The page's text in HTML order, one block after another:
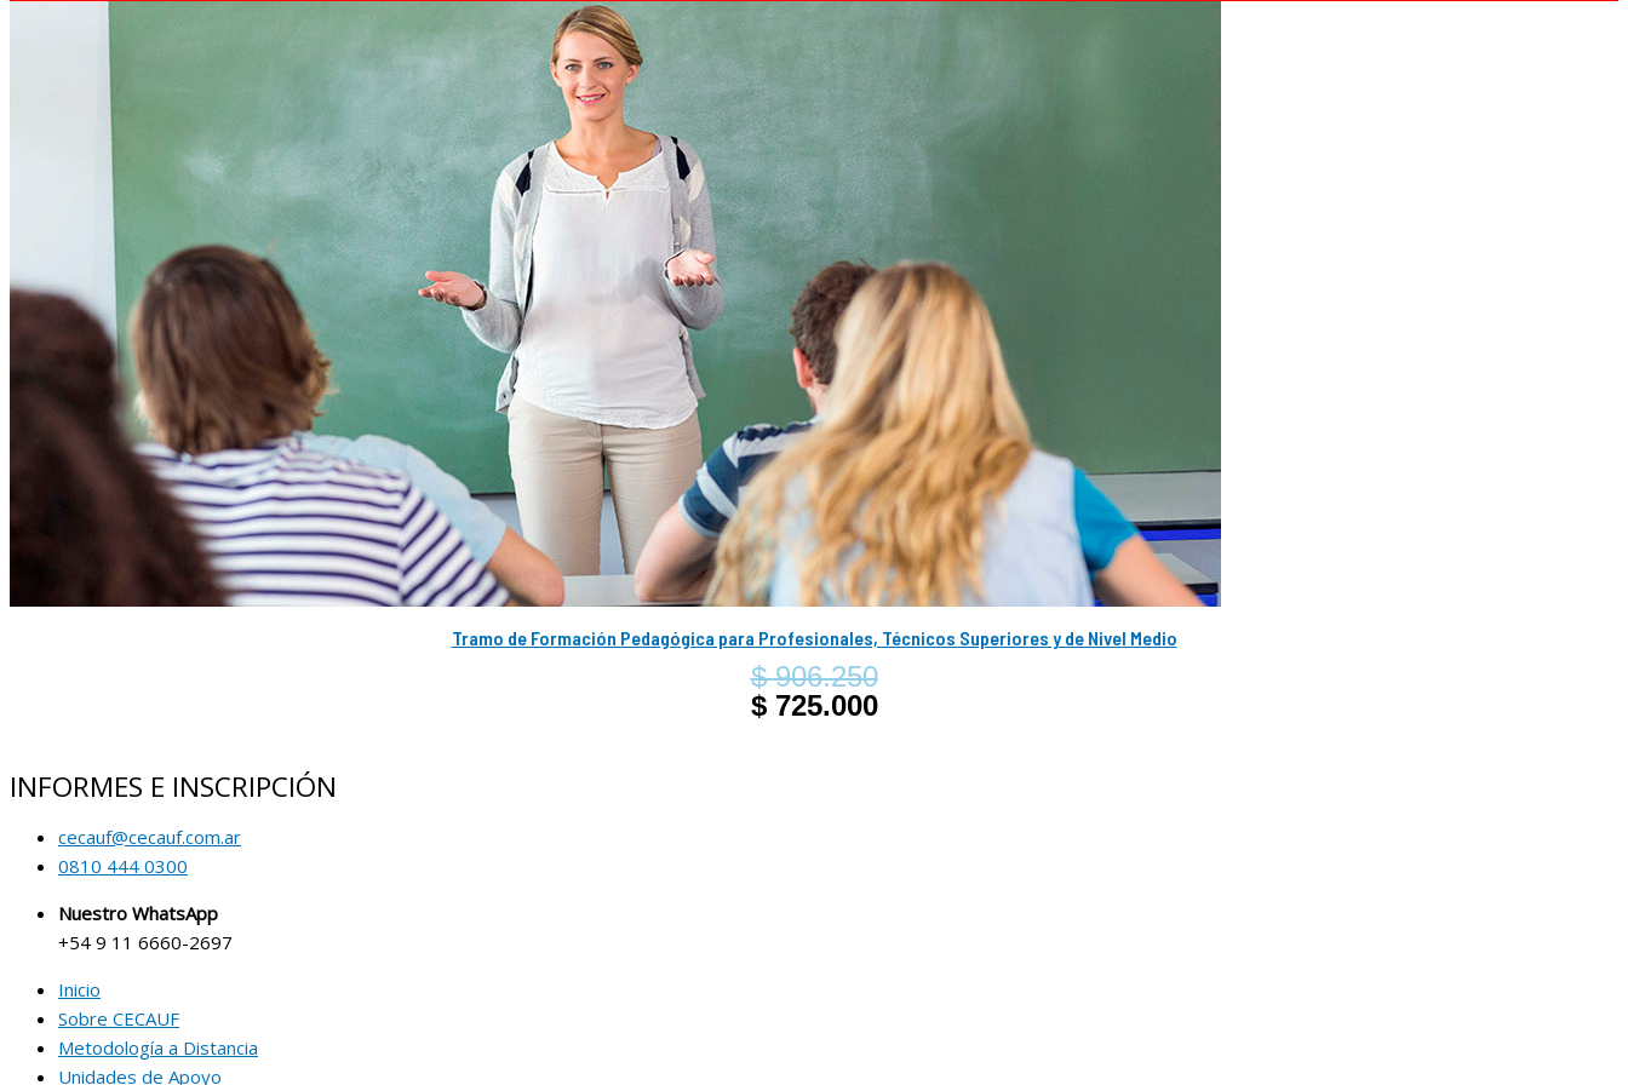
Tramo de Formación Pedagógica para Profesionales, Técnicos Superiores y de Nivel Medio
$ 906.250
$ 725.000
INFORMES E INSCRIPCIÓN
cecauf@cecauf.com.ar
0810 444 0300
Nuestro WhatsApp
+54 9 11 6660-2697
Inicio
Sobre CECAUF
Metodología a Distancia
Unidades de Apoyo